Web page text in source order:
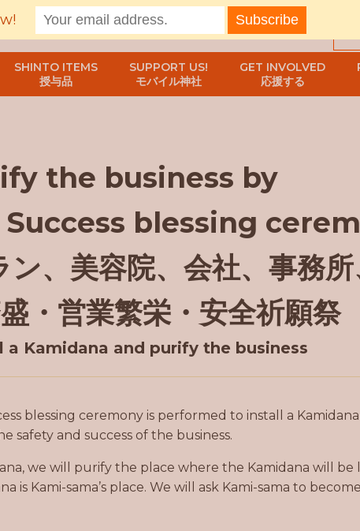
SHINTO ITEMS
授与品
SUPPORT US!
モバイル神社
GET INVOLVED
応援する
the business by
blessing
、美容院、会社、事務
・営業繁栄・安全祈願祭
Kamidana and purify the business
blessing ceremony is performed to install a
safety and success of the business.
we will purify the place where the Kamidana will be
is Kami-sama’s place. We will ask Kami-sama to